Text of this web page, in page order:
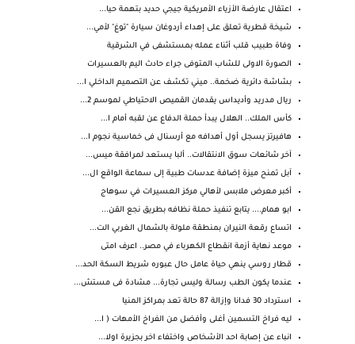
اعتقال عارضة الأزياء الأمريكية جيجي حديد بتهمة حيا...
شيخة قطرية تعلق على إهداء أردوغان سيارة "توغ" لأمي...
وفاة طبيب قلب أثناء عمله بمستشفى في الشرقية
الصورة الاولى للشاب المتوفى جراء حادث اليم بالعسيرات
بشاشة دائرية ضخمة.. ميني تكشف عن التصميم الداخلي ا...
ريال مدريد وأديداس يقدمان القميص الاحتياطي لموسم 2...
كأس الملك.. الهلال يبدأ حملة الدفاع عن لقبه أمام ا...
هافيرتز يسجل أول أهدافه مع أرسنال فى خماسية نجوم ا...
آخر شائعات سوق الانتقالات.. ألبا يستعد لمرافقة ميس...
آبل تمنح ميزة إضافة عدسات طبية إلى سماعة الواقع ال...
أكبر معرض ملابس لأهالي مركز العسيرات في سوهاج
ابو همام.... يتابع تنفيذ حملة نظافه بطريق نجع القن...
اتساع رقعة النيران بمنطقة ملولة بالشمال الغربي الت...
موعد نهاية أزمة انقطاع الكهرباء في مصر.. اعرف امتى
قطار روسي ينهي حياة عامل حال عبوره شريط السكة الحد...
عندما يكون الطب رسالة وليس تجارة... مشادة فى مستش...
استرداد 30 فدانا وإزالة 87 حالة تعد بمراكز المنيا
ليه فراخ التسمين أغلى وأفضل من الفراخ الأمهات ( ا...
انباء عن إصابة احد الأشخاص واختفاء اخر بجزيرة اولا...